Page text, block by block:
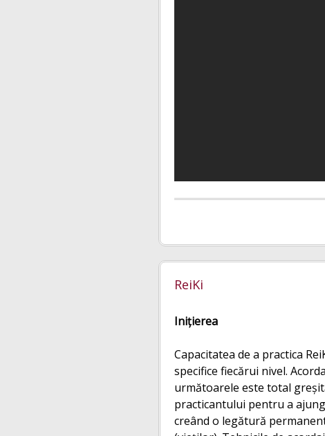
ReiKi
Iniţierea
Capacitatea de a practica
specifice fiecărui nivel.
următoarele este total
practicantului pentru a
creând o legătură